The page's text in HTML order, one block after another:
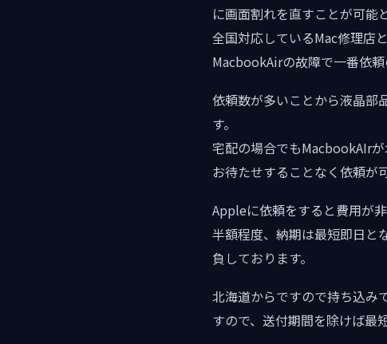
に画面割れを直すことが可能
全国対応しているMac修理店
MacbookAirの故障で一番依頼
依頼数が多いことから液晶部
す。
宅配の場合でもMacbookAIr
お待たせすることなく依頼が
Appleに依頼をすると費用が
半額程度、納期は最短即日と
負しております。
北海道からですので持ち込み
すので、送付期間を除けば最